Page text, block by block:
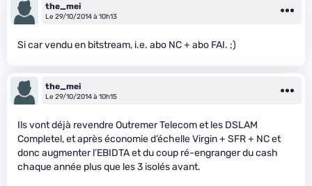
the_mei
Le 29/10/2014 à 10h13
Si car vendu en bitstream, i.e. abo NC + abo FAI. ;)
the_mei
Le 29/10/2014 à 10h15
Ils vont déjà revendre Outremer Telecom et les DSLAM
Completel, et après économie d’échelle Virgin + SFR + NC et
donc augmenter l’EBIDTA et du coup ré-engranger du cash
chaque année plus que les 3 isolés avant.